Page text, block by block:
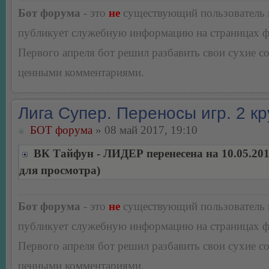
Бот форума - это не существующий пользователь
публикует служебную информацию на страницах
Первого апреля бот решил разбавить свои сухие
ценными комментариями.
Лига Супер. Переносы игр. 2
БОТ форума » 08 май 2017, 19:10
ВК Тайфун - ЛИДЕР перенесена на
для просмотра)
Бот форума - это не существующий пользователь
публикует служебную информацию на страницах
Первого апреля бот решил разбавить свои сухие
ценными комментариями.